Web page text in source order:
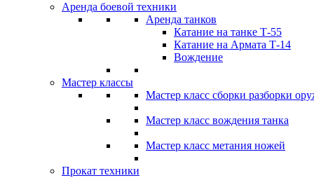
Аренда боевой техники
Аренда танков
Катание на танке Т-55
Катание на Армата Т-14
Вождение
Мастер классы
Мастер класс сборки разборки
Мастер класс вождения танка
Мастер класс метания ножей
Прокат техники